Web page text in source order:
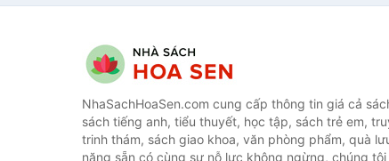
NhaSachHoaSen.com cung cấp thông tin giá cả
sách tiếng anh, tiểu thuyết, học tập, sách trẻ em,
trinh thám, sách giao khoa, văn phòng phẩm, quà
năng sẵn có cùng sự nỗ lực không ngừng, chúng